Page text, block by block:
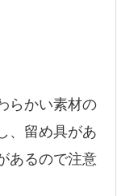
らかい素材の
、留め具があ
あるので注意